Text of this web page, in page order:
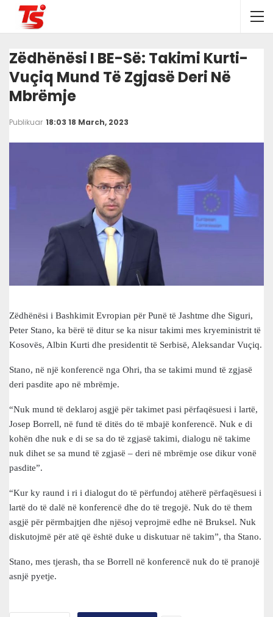
Zëdhënësi I BE-Së: Takimi Kurti-
Vuçiq Mund Të Zgjasë Deri Në
Mbrëmje
Publikuar 18:03 18 March, 2023
Zëdhënësi i Bashkimit Evropian për Punë të Jashtme dhe Siguri,
Peter Stano, ka bërë të ditur se ka nisur takimi mes kryeministrit të
Kosovës, Albin Kurti dhe presidentit të Serbisë, Aleksandar Vuçiq.
Stano, në një konferencë nga Ohri, tha se takimi mund të zgjasë
deri pasdite apo në mbrëmje.
“Nuk mund të deklaroj asgjë për takimet pasi përfaqësuesi i lartë,
Josep Borrell, në fund të ditës do të mbajë konferencë. Nuk e di
kohën dhe nuk e di se sa do të zgjasë takimi, dialogu në takime
nuk dihet se sa mund të zgjasë – deri në mbrëmje ose dikur vonë
pasdite”.
“Kur ky raund i ri i dialogut do të përfundoj atëherë përfaqësuesi i
lartë do të dalë në konferencë dhe do të tregojë. Nuk do të them
asgjë për përmbajtjen dhe njësoj veprojmë edhe në Bruksel. Nuk
diskutojmë për atë që është duke u diskutuar në takim”, tha Stano.
Stano, mes tjerash, tha se Borrell në konferencë nuk do të pranojë
asnjë pyetje.